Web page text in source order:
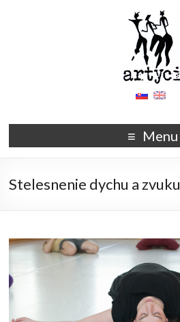
Menu
Stelesnenie dychu a zvuku